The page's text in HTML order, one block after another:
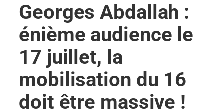
c
e
Georges Abdallah :
énième audience le
17 juillet, la
mobilisation du 16
doit être massive !